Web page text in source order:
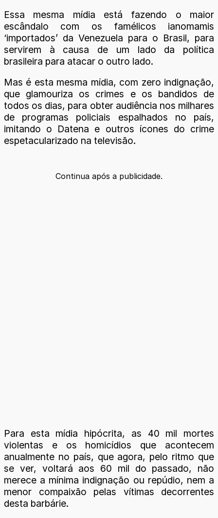
Essa mesma mídia está fazendo o maior
escândalo com os famélicos ianomamis
‘importados’ da Venezuela para o Brasil, para
servirem à causa de um lado da política
brasileira para atacar o outro lado.
Mas é esta mesma mídia, com zero indignação,
que glamouriza os crimes e os bandidos de
todos os dias, para obter audiência nos milhares
de programas policiais espalhados no país,
imitando o Datena e outros ícones do crime
espetacularizado na televisão.
Continua após a publicidade.
Para esta mídia hipócrita, as 40 mil mortes
violentas e os homicídios que acontecem
anualmente no país, que agora, pelo ritmo que
se ver, voltará aos 60 mil do passado, não
merece a mínima indignação ou repúdio, nem a
menor compaixão pelas vítimas decorrentes
desta barbárie.